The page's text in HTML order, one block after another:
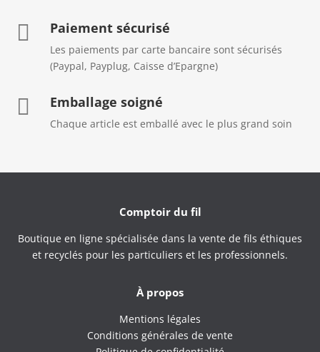
 Paiement sécurisé
Les paiements par carte bancaire sont sécurisés
(Paypal, Payplug, Caisse d’Epargne)
 Emballage soigné
Chaque article est emballé avec le plus grand soin
Comptoir du fil
Boutique en ligne spécialisée dans la vente de fils éthiques
et recyclés pour les particuliers et les professionnels.
À propos
Mentions légales
Conditions générales de vente